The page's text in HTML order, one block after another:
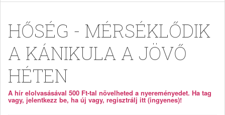
HŐSÉG - MÉRSÉKLŐDIK
A KÁNIKULA A JÖVŐ
HÉTEN
A hír elolvasásával 500 Ft-tal növelheted a nyereményedet. Ha tag
vagy, jelentkezz be, ha új vagy, regisztrálj itt (ingyenes)!